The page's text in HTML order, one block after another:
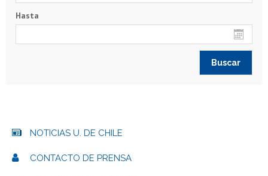
Hasta
NOTICIAS U. DE CHILE
CONTACTO DE PRENSA